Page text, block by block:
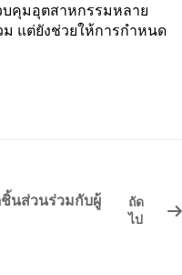
บคุมอุตสาหกรรมหลาย
แต่ยังช่วยให้การกำหนด
นส่วนร่วมกับผู้
ถัด
ไป